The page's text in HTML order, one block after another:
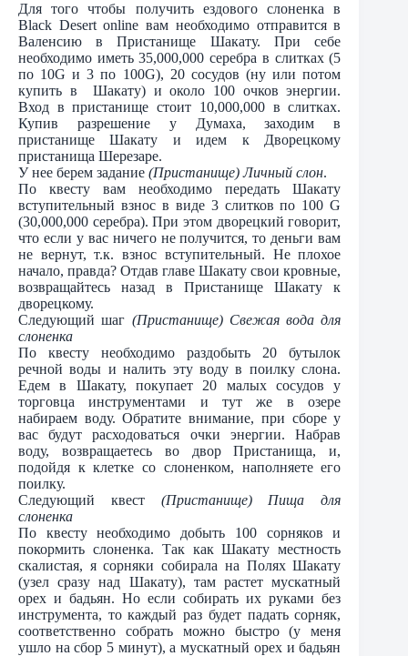
Для того чтобы получить ездового слоненка в
Black Desert online вам необходимо отправится в
Валенсию в Пристанище Шакату. При себе
необходимо иметь 35,000,000 серебра в слитках (5
по 10G и 3 по 100G), 20 сосудов (ну или потом
купить в Шакату) и около 100 очков энергии.
Вход в пристанище стоит 10,000,000 в слитках.
Купив разрешение у Думаха, заходим в
пристанище Шакату и идем к Дворецкому
пристанища Шерезаре.
У нее берем задание (Пристанище) Личный слон.
По квесту вам необходимо передать Шакату
вступительный взнос в виде 3 слитков по 100 G
(30,000,000 серебра). При этом дворецкий говорит,
что если у вас ничего не получится, то деньги вам
не вернут, т.к. взнос вступительный. Не плохое
начало, правда? Отдав главе Шакату свои кровные,
возвращайтесь назад в Пристанище Шакату к
дворецкому.
Следующий шаг (Пристанище) Свежая вода для
слоненка
По квесту необходимо раздобыть 20 бутылок
речной воды и налить эту воду в поилку слона.
Едем в Шакату, покупает 20 малых сосудов у
торговца инструментами и тут же в озере
набираем воду. Обратите внимание, при сборе у
вас будут расходоваться очки энергии. Набрав
воду, возвращаетесь во двор Пристанища, и,
подойдя к клетке со слоненком, наполняете его
поилку.
Следующий квест (Пристанище) Пища для
слоненка
По квесту необходимо добыть 100 сорняков и
покормить слоненка. Так как Шакату местность
скалистая, я сорняки собирала на Полях Шакату
(узел сразу над Шакату), там растет мускатный
орех и бадьян. Но если собирать их руками без
инструмента, то каждый раз будет падать сорняк,
соответственно собрать можно быстро (у меня
ушло на сбор 5 минут), а мускатный орех и бадьян